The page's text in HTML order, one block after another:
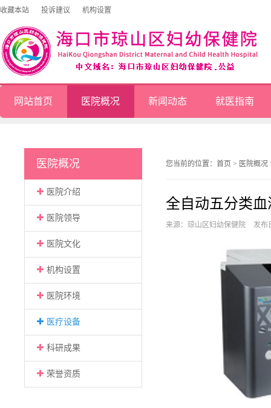
收藏本站 投诉建议 机构设置
网站首页 医院概况 新闻动态 就医指南
医院概况
医院介绍
医院领导
医院文化
机构设置
医院环境
医疗设备
科研成果
荣誉资质
您当前的位置： 首页 > 医院概况
全自动五分类
来源：琼山区妇幼保健院 发布